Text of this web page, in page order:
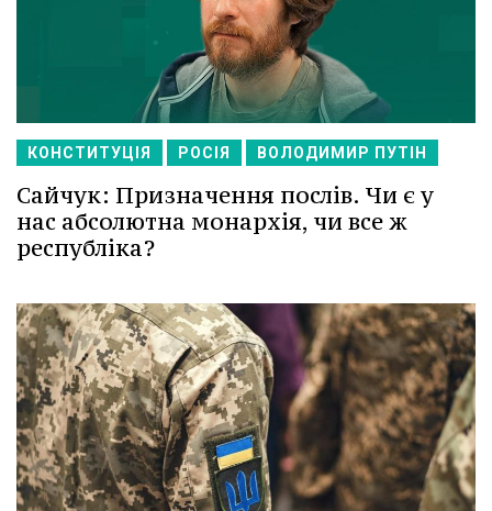
КОНСТИТУЦІЯ РОСІЯ ВОЛОДИМИР ПУТІН
Сайчук: Призначення послів. Чи є у
нас абсолютна монархія, чи все ж
республіка?